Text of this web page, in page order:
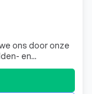
ons door onze
en
van een
we begrijpen
is niet alleen